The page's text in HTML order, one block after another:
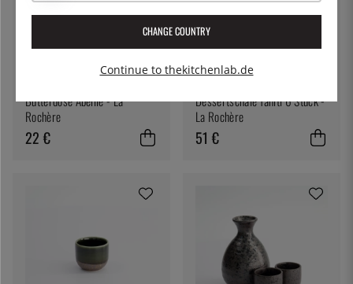
Butterdose Abeille - La
Rochère
22 €
Dessertschale Tahiti 6 Stück -
La Rochère
51 €
CHANGE COUNTRY
Continue to thekitchenlab.de